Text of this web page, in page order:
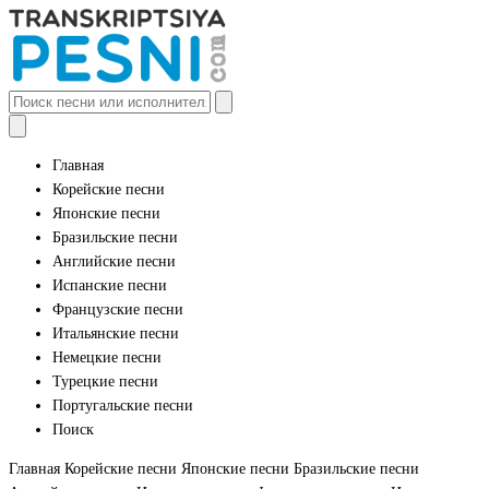
Главная
Корейские песни
Японские песни
Бразильские песни
Английские песни
Испанские песни
Французские песни
Итальянские песни
Немецкие песни
Турецкие песни
Португальские песни
Поиск
Главная Корейские песни Японские песни Бразильские песни